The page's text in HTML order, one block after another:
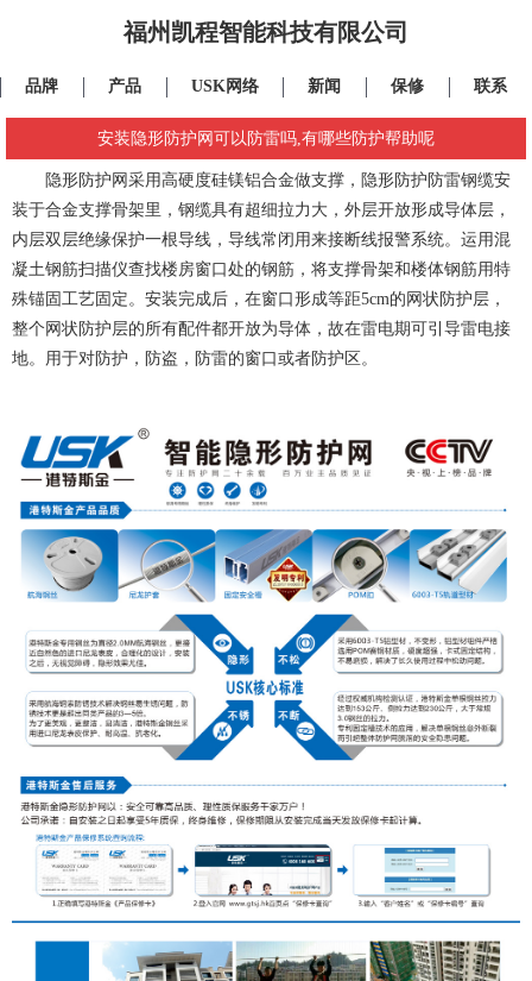
福州凯程智能科技有限公司
品牌 产品 USK网络 新闻 保修 联系
安装隐形防护网可以防雷吗,有哪些防护帮助呢
隐形防护网 采用高硬度硅镁铝合金做支撑，隐形防护防雷钢缆安
装于合金支撑骨架里，钢缆具有超细拉力大，外层开放形成导体层，
内层双层绝缘保护一根导线，导线常闭用来接断线报警系统。运用混
凝土钢筋扫描仪查找楼房窗口处的钢筋，将支撑骨架和楼体钢筋用特
殊锚固工艺固定。安装完成后，在窗口形成等距5cm的网状防护层，
整个网状防护层的所有配件都开放为导体，故在雷电期可引导雷电接
地。用于对防护，防盗，防雷的窗口或者防护区。